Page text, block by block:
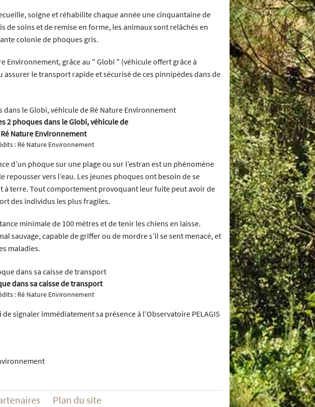
soigne et réhabilite chaque année une cinquantaine de
de soins et de remise en forme, les animaux sont relâchés en
colonie de phoques gris.
Environnement, grâce au " Globi " (véhicule offert grâce à
assurer le transport rapide et sécurisé de ces pinnipèdes dans de
2 phoques dans le Globi, véhicule de
Ré Nature Environnement
: Ré Nature Environnement
d’un phoque sur une plage ou sur l’estran est un phénomène
vers l’eau. Les jeunes phoques ont besoin de se
à terre. Tout comportement provoquant leur fuite peut avoir de
des individus les plus fragiles.
minimale de 100 mètres et de tenir les chiens en laisse.
sauvage, capable de griffer ou de mordre s’il se sent menacé, et
maladies.
dans sa caisse de transport
: Ré Nature Environnement
signaler immédiatement sa présence à l’Observatoire PELAGIS
Plan du site